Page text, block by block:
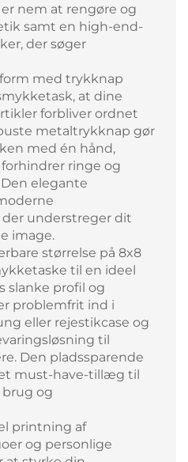
nem at rengøre og
samt en high-end-
der søger
med trykknap
at dine
forbliver ordnet
metaltrykknap gør
med én hånd,
ringe og
elegante
understreger dit
image.
størrelse på 8x8
til en ideel
slanke profil og
problemfrit ind i
eller rejestikcase og
til
Den pladssparende
must-have-tillæg til
og
printning af
og personlige